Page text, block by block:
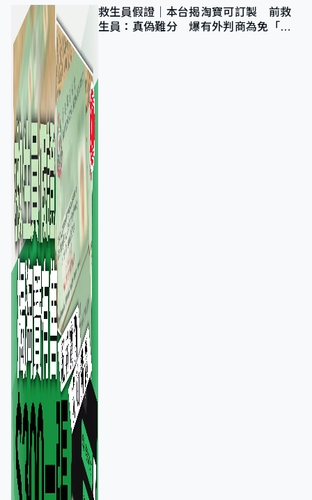
救生員假證｜本台揭淘寶可訂製 前救
生員：真偽難分 爆有外判商為免「封